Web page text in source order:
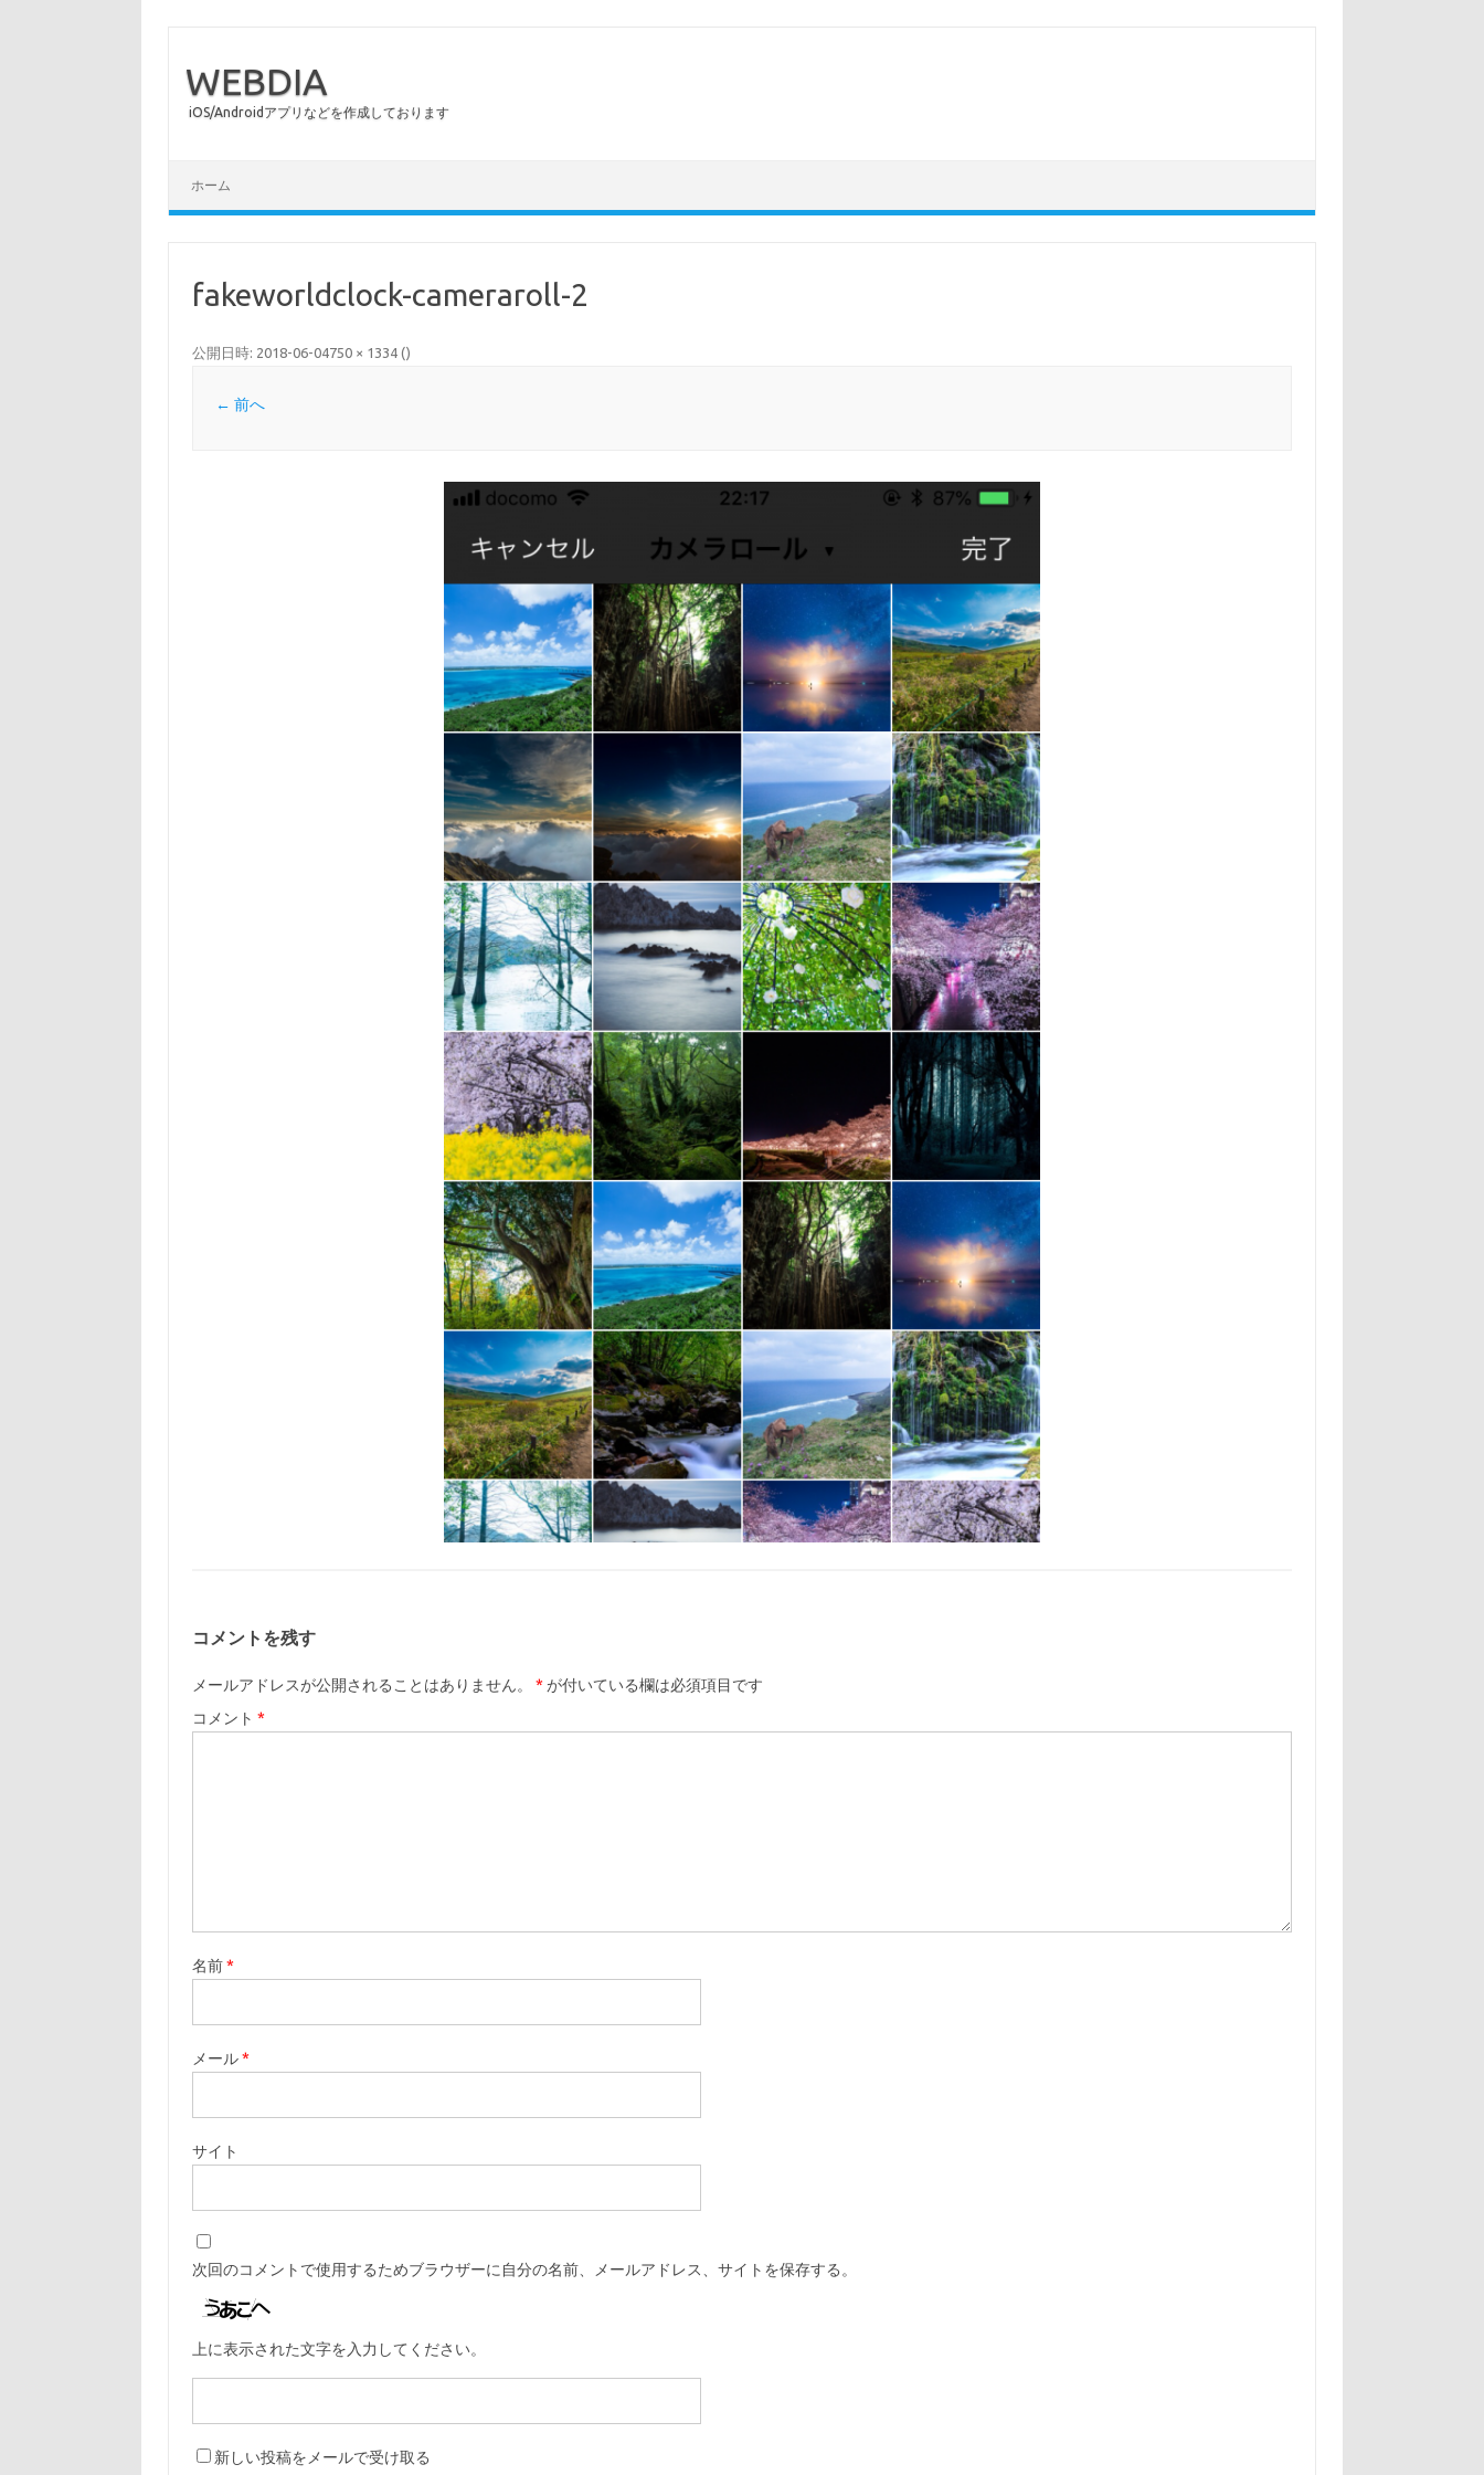
WEBDIA
iOS/Androidアプリなどを作成しております
ホーム
fakeworldclock-cameraroll-2
公開日時: 2018-06-04750 × 1334()
← 前へ
コメントを残す
メールアドレスが公開されることはありません。 * が付いている欄は必須項目です
コメント *
名前*
メール*
サイト
次回のコメントで使用するためブラウザーに自分の名前、メールアドレス、サイトを保存する。
上に表示された文字を入力してください。
新しい投稿をメールで受け取る